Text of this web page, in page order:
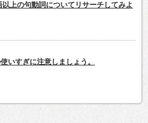
以上の句動詞についてリサーチしてみよ
いすぎに注意しましょう。